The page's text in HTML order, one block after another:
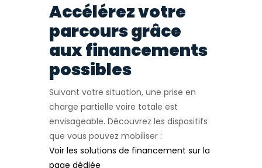
Accélérez votre
parcours grâce
aux financements
possibles
Suivant votre situation, une prise en
charge partielle voire totale est
envisageable. Découvrez les dispositifs
que vous pouvez mobiliser :
Voir les solutions de financement sur la
page dédiée